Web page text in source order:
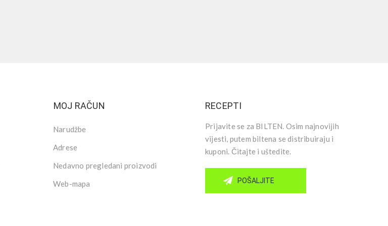
MOJ RAČUN
Narudžbe
Adrese
Nedavno pregledani proizvodi
Web-mapa
RECEPTI
Prijavite se za BILTEN. Osim najnovijih
vijesti, putem biltena se distribuiraju i
kuponi. Čitajte i uštedite.
POŠALJITE